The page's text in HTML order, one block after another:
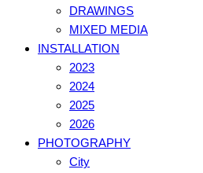
DRAWINGS
MIXED MEDIA
INSTALLATION
2023
2024
2025
2026
PHOTOGRAPHY
City